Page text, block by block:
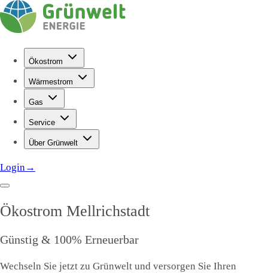
Ökostrom
Wärmestrom
Gas
Service
Über Grünwelt
Login→
Ökostrom Mellrichstadt
Günstig & 100% Erneuerbar
Wechseln Sie jetzt zu Grünwelt und versorgen Sie Ihren